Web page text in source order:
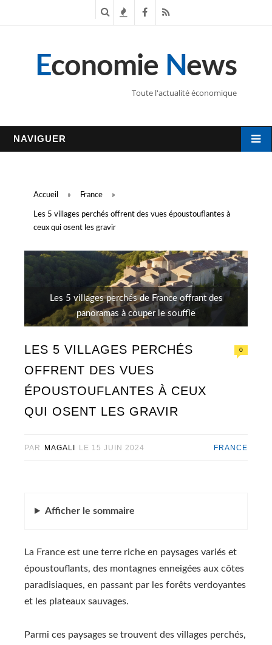
c n
s
F
c
R
S
Economie News
Toute l'actualité économique
NAVIGUER
Accueil » France »
Les 5 villages perchés offrent des vues époustouflantes à
ceux qui osent les gravir
Les 5 villages perchés de France offrant des
panoramas à couper le souffle
LES 5 VILLAGES PERCHÉS
OFFRENT DES VUES
ÉPOUSTOUFLANTES À CEUX
QUI OSENT LES GRAVIR
0
PAR MAGALI LE 15 JUIN 2024 FRANCE
Afficher le sommaire
La France est une terre riche en paysages variés et
époustouflants, des montagnes enneigées aux côtes
paradisiaques, en passant par les forêts verdoyantes
et les plateaux sauvages.
Parmi ces paysages se trouvent des villages perchés,